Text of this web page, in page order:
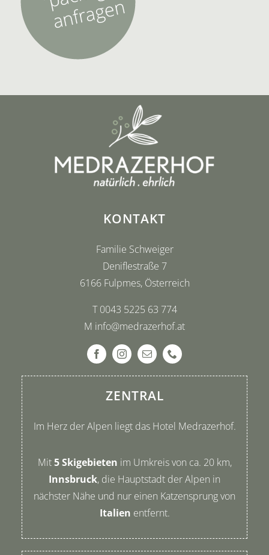
KONTAKT
Familie Schweiger
Deniflestraße 7
6166 Fulpmes, Österreich
T0043 5225 63 774
M info@medrazerhof.at
ZENTRAL
Im Herz der Alpen liegt das Hotel Medrazerhof.
Mit5 Skigebieten im Umkreis von ca. 20 km,
Innsbruck, die Hauptstadt der Alpen in
nächster Nähe und nur einen Katzensprung von
Italien entfernt.